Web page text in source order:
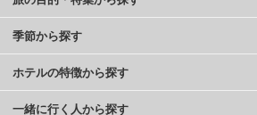
季節から探す
ホテルの特徴から探す
一緒に行く人から探す